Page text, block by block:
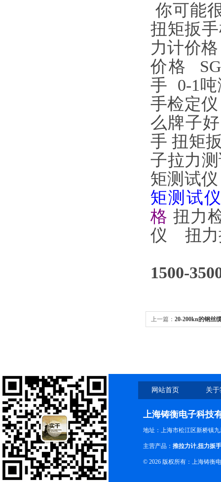
你可能
扭矩扳
力计价格
价格
手
0-1
手检定仪
么牌子好
手 扭矩
子拉力
矩测试
矩测试
格 扭力
仪
扭
1500-
上一篇： 20-200kn的钢丝
网站首页 关
上海铸衡电子科技
地址：上海市松江区新桥镇
主营产品： 推拉力计,扭力扳手
© 2026 版权所有：上海铸衡